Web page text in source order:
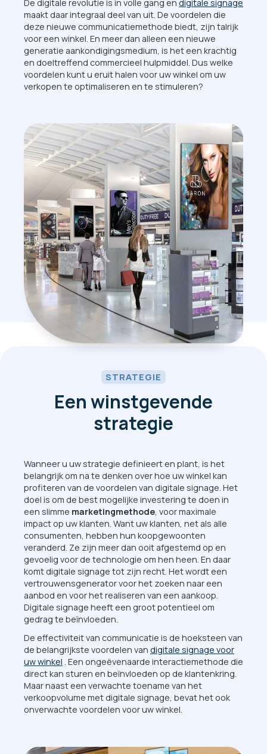
De digitale revolutie is in volle gang en digitale signage
maakt daar integraal deel van uit. De voordelen die
deze nieuwe communicatiemethode biedt, zijn talrijk
voor een winkel. En meer dan alleen een nieuwe
generatie aankondigingsmedium, is het een krachtig
en doeltreffend commercieel hulpmiddel. Dus welke
voordelen kunt u eruit halen voor uw winkel om uw
verkopen te optimaliseren en te stimuleren?
STRATEGIE
Een winstgevende
strategie
Wanneer u uw strategie definieert en plant, is het
belangrijk om na te denken over hoe uw winkel kan
profiteren van de voordelen van digitale signage. Het
doel is om de best mogelijke investering te doen in
een slimme marketingmethode , voor maximale
impact op uw klanten. Want uw klanten, net als alle
consumenten, hebben hun koopgewoonten
veranderd. Ze zijn meer dan ooit afgestemd op en
gevoelig voor de technologie om hen heen. En daar
komt digitale signage tot zijn recht. Het wordt een
vertrouwensgenerator voor het zoeken naar een
aanbod en voor het realiseren van een aankoop.
Digitale signage heeft een groot potentieel om
gedrag te beïnvloeden.
De effectiviteit van communicatie is de hoeksteen van
de belangrijkste voordelen van digitale signage voor
uw winkel . Een ongeëvenaarde interactiemethode die
direct kan sturen en beïnvloeden op de klantenkring.
Maar naast een verwachte toename van het
verkoopvolume met digitale signage, bevat het ook
onverwachte voordelen voor uw winkel.